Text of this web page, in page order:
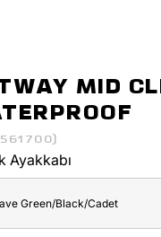
MID
Ayakkabı
Green/Black/Cadet